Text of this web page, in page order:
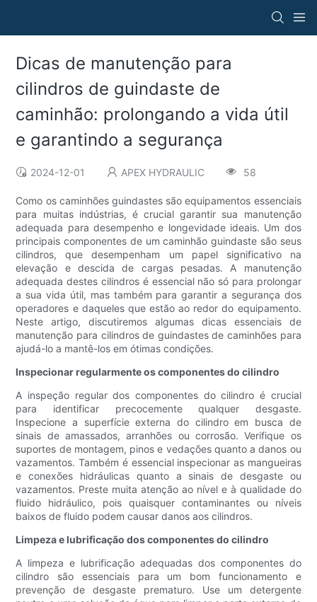
Dicas de manutenção para
cilindros de guindaste de
caminhão: prolongando a vida útil
e garantindo a segurança
2024-12-01 APEX HYDRAULIC 58
Como os caminhões guindastes são equipamentos essenciais
para muitas indústrias, é crucial garantir sua manutenção
adequada para desempenho e longevidade ideais. Um dos
principais componentes de um caminhão guindaste são seus
cilindros, que desempenham um papel significativo na
elevação e descida de cargas pesadas. A manutenção
adequada destes cilindros é essencial não só para prolongar
a sua vida útil, mas também para garantir a segurança dos
operadores e daqueles que estão ao redor do equipamento.
Neste artigo, discutiremos algumas dicas essenciais de
manutenção para cilindros de guindastes de caminhões para
ajudá-lo a mantê-los em ótimas condições.
Inspecionar regularmente os componentes do cilindro
A inspeção regular dos componentes do cilindro é crucial
para identificar precocemente qualquer desgaste.
Inspecione a superfície externa do cilindro em busca de
sinais de amassados, arranhões ou corrosão. Verifique os
suportes de montagem, pinos e vedações quanto a danos ou
vazamentos. Também é essencial inspecionar as mangueiras
e conexões hidráulicas quanto a sinais de desgaste ou
vazamentos. Preste muita atenção ao nível e à qualidade do
fluido hidráulico, pois quaisquer contaminantes ou níveis
baixos de fluido podem causar danos aos cilindros.
Limpeza e lubrificação dos componentes do cilindro
A limpeza e lubrificação adequadas dos componentes do
cilindro são essenciais para um bom funcionamento e
prevenção de desgaste prematuro. Use um detergente